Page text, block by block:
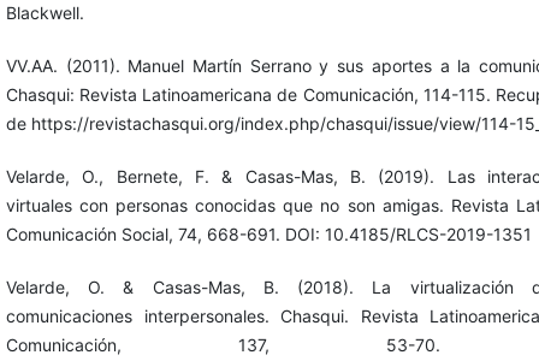
Blackwell.
VV.AA. (2011). Manuel Martín Serrano y sus aportes a la
Chasqui: Revista Latinoamericana de Comunicación, 114-115.
de https://revistachasqui.org/index.php/chasqui/issue/view/114-
Velarde, O., Bernete, F. & Casas-Mas, B. (2019). Las
virtuales con personas conocidas que no son amigas. Revista
Comunicación Social, 74, 668-691. DOI: 10.4185/RLCS-2019-1351
Velarde, O. & Casas-Mas, B. (2018). La virtualización
comunicaciones interpersonales. Chasqui. Revista
Comunicación, 137, 53-70.